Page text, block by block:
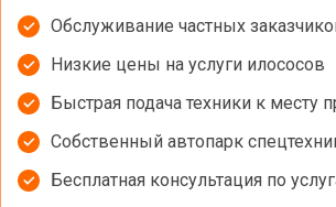
Обслуживание частных
Низкие цены на услуги илососов
Быстрая подача техники к месту
Собственный автопарк
Бесплатная консультация по